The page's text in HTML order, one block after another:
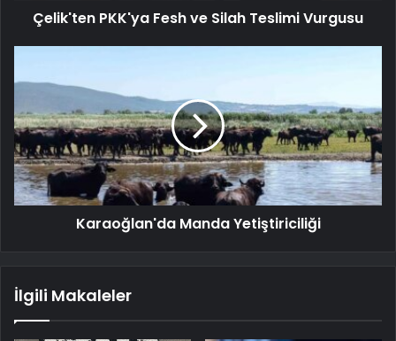
Çelik'ten PKK'ya Fesh ve Silah Teslimi Vurgusu
Karaoğlan'da Manda Yetiştiriciliği
İlgili Makaleler